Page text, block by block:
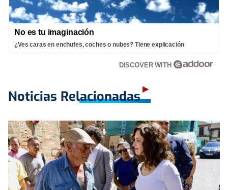
No es tu imaginación
¿Ves caras en enchufes, coches o nubes? Tiene explicación
DISCOVER WITH
Noticias Relacionadas